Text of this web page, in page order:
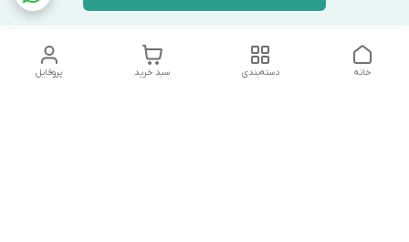
پروفایل سبد خرید دسته‌بندی خانه